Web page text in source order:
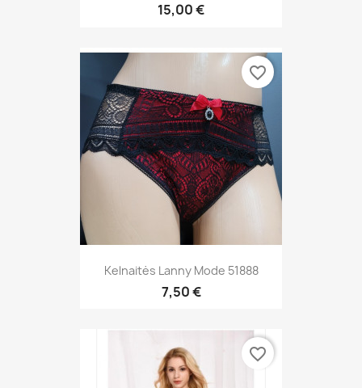
15,00 €
Kelnaitės Lanny Mode 51888
7,50 €
favorite_border
favorite_border